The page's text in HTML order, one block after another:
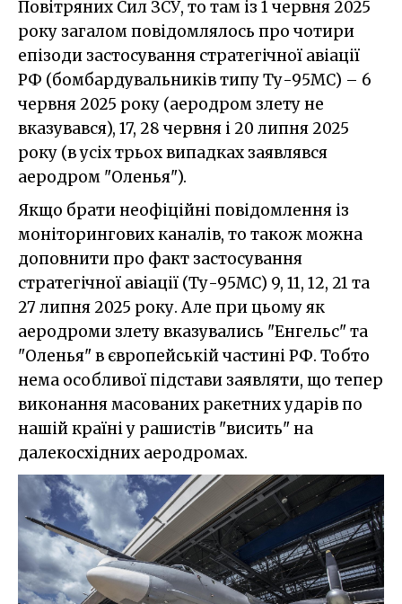
Повітряних Сил ЗСУ, то там із 1 червня 2025
року загалом повідомлялось про чотири
епізоди застосування стратегічної авіації
РФ (бомбардувальників типу Ту-95МС) – 6
червня 2025 року (аеродром злету не
вказувався), 17, 28 червня і 20 липня 2025
року (в усіх трьох випадках заявлявся
аеродром "Оленья").
Якщо брати неофіційні повідомлення із
моніторингових каналів, то також можна
доповнити про факт застосування
стратегічної авіації (Ту-95МС) 9, 11, 12, 21 та
27 липня 2025 року. Але при цьому як
аеродроми злету вказувались "Енгельс" та
"Оленья" в європейській частині РФ. Тобто
нема особливої підстави заявляти, що тепер
виконання масованих ракетних ударів по
нашій країні у рашистів "висить" на
далекосхідних аеродромах.